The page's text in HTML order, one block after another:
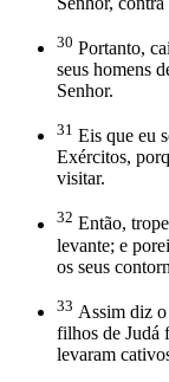
30 Portanto,
seus homens
Senhor.
31 Eis que eu
Exércitos,
visitar.
32 Então,
levante; e
os seus
33 Assim diz
filhos de Judá
levaram